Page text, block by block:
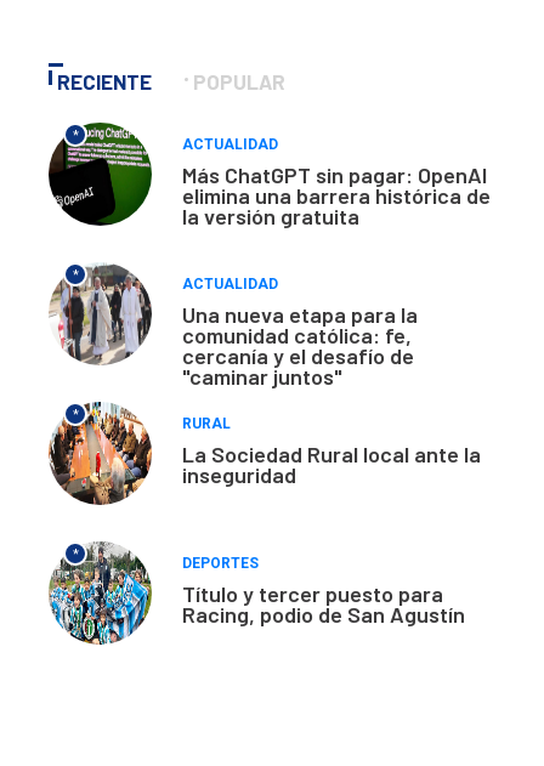
RECIENTE POPULAR
*
ACTUALIDAD
Más ChatGPT sin pagar: OpenAI
elimina una barrera histórica de
la versión gratuita
*
ACTUALIDAD
Una nueva etapa para la
comunidad católica: fe,
cercanía y el desafío de
"caminar juntos"
*
RURAL
La Sociedad Rural local ante la
inseguridad
*
DEPORTES
Título y tercer puesto para
Racing, podio de San Agustín